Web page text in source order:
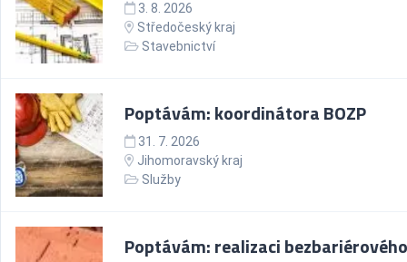
3. 8. 2026
Středočeský kraj
Stavebnictví
Poptávám: koordinátora BOZP
31. 7. 2026
Jihomoravský kraj
Služby
Poptávám: realizaci bezbariérového